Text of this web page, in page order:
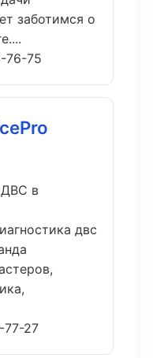
заботимся о
76-75
ДВС в
двс
77-27